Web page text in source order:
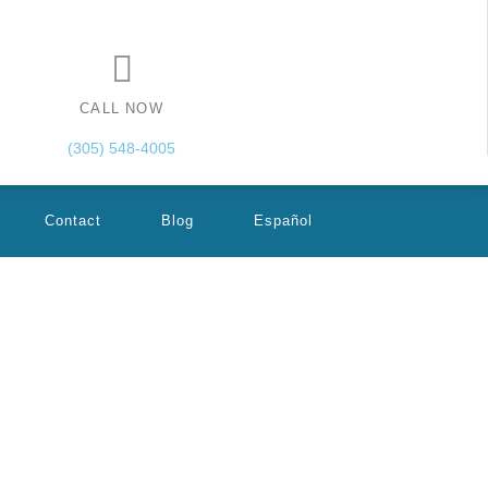
CALL NOW
(305) 548-4005
Contact Blog Español